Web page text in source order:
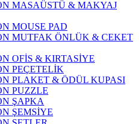
MASAÜSTÜ & MAKYAJ
MOUSE PAD
MUTFAK ÖNLÜK & CEKET
OFİS & KIRTASİYE
PEÇETELİK
PLAKET & ÖDÜL KUPASI
PUZZLE
ŞAPKA
ŞEMSİYE